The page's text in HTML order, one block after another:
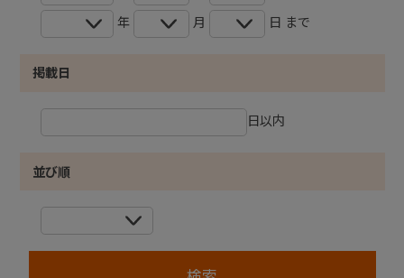
年 月 日 まで
掲載日
日以内
並び順